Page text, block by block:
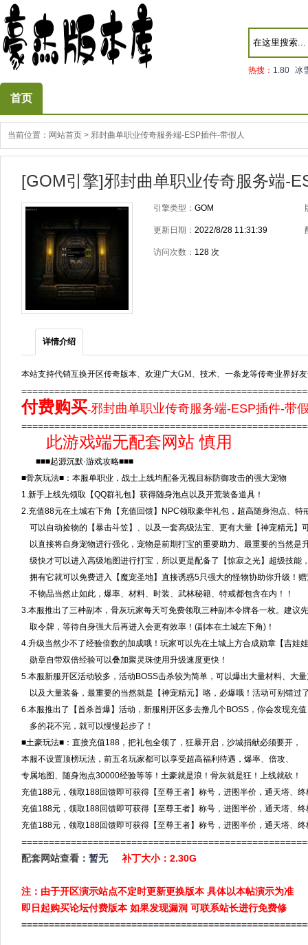
热搜： 1.80 冰
首页
当前位置： 网站首页 > 邪封曲单职业传奇服务端-ESP插件-带假人
[GOM引擎]邪封曲单职业传奇服务端-
引擎类型： GOM
更新日期： 2022/8/28 11:31:39
访问次数： 128 次
详情介绍
本站支持代销互换开区传奇版本、欢迎广大GM、技术、一条龙等传奇业界好
付费购买-邪封曲单职业传奇服务端-ESP插件-带
此游戏端无配套网站 慎用
■■■起源沉默·游戏攻略■■■
■骨灰玩法■：本服单职业，战士上线均配备无视目标防御攻击的强大宠物
1.新手上线先领取【QQ群礼包】获得随身泡点以及开荒装备道具！
2.充值88元在土城右下角【充值回馈】NPC领取豪华礼包，超高随身泡点、特
可以自动捡物的【暴击斗笠】、以及一套高级法宝、更有大量【神宠精元】
以直接将自身宠物进行强化，宠物是前期打宝的重要助力、最重要的当然是
级快才可以进入高级地图进行打宝，所以更是配备了【惊寂之光】超级技能
拥有它就可以免费进入【魔宠圣地】直接诱惑5只强大的怪物协助你升级！赠
不物品当然止如此，爆率、材料、时装、武林秘籍、特戒都包含在内！！
3.本服推出了三种副本，骨灰玩家每天可免费领取三种副本令牌各一枚。建议
取令牌，等待自身强大后再进入会更有效率！(副本在土城左下角)！
4.升级当然少不了经验倍数的加成哦！玩家可以先在土城上方合成勋章【吉娃
勋章自带双倍经验可以叠加聚灵珠使用升级速度更快！
5.本服新服开区活动较多，活动BOSS击杀较为简单，可以爆出大量材料、大
以及大量装备，最重要的当然就是【神宠精元】咯，必爆哦！活动可别错过
6.本服推出了【首杀首爆】活动，新服刚开区多去撸几个BOSS，你会发现充
多的花不完，就可以慢慢起步了！
■土豪玩法■：直接充值188，把礼包全领了，狂暴开启，沙城捐献必须要开，
本服不设置顶榜玩法，前五名玩家都可以享受超高福利待遇，爆率、倍攻、
专属地图、随身泡点30000经验等等！土豪就是浪！骨灰就是狂！上线就砍！
充值188元，领取188回馈即可获得【至尊王者】称号，进图半价，通天塔、
充值188元，领取188回馈即可获得【至尊王者】称号，进图半价，通天塔、
充值188元，领取188回馈即可获得【至尊王者】称号，进图半价，通天塔、
配套网站查看： 暂无 补丁大小：2.30G
注：由于开区演示站点不定时更新更换版本 具体以本帖演示为准
即日起购买论坛付费版本 如果发现漏洞 可联系站长进行免费修